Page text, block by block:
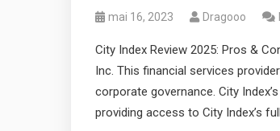
mai 16, 2023 Dragooo
City Index Review 2025: Pros &
Inc. This financial services
corporate governance. City
providing access to City Index’s